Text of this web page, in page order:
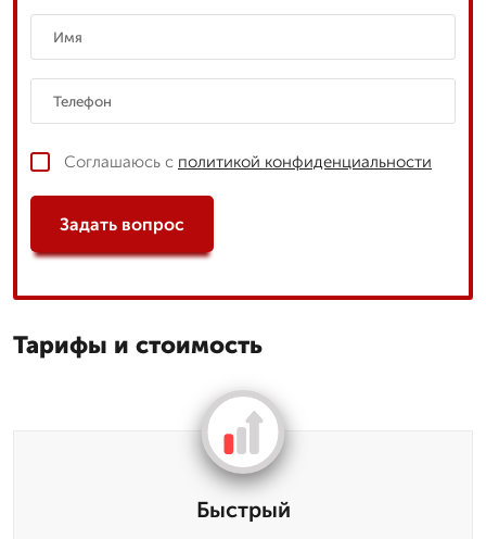
Соглашаюсь с политикой конфиденциальности
Задать вопрос
Тарифы и стоимость
Быстрый